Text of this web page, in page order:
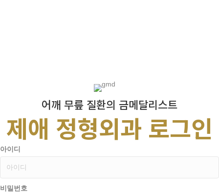
어깨 무릎 질환의 금메달리스트
제애 정형외과 로그인
아이디
비밀번호